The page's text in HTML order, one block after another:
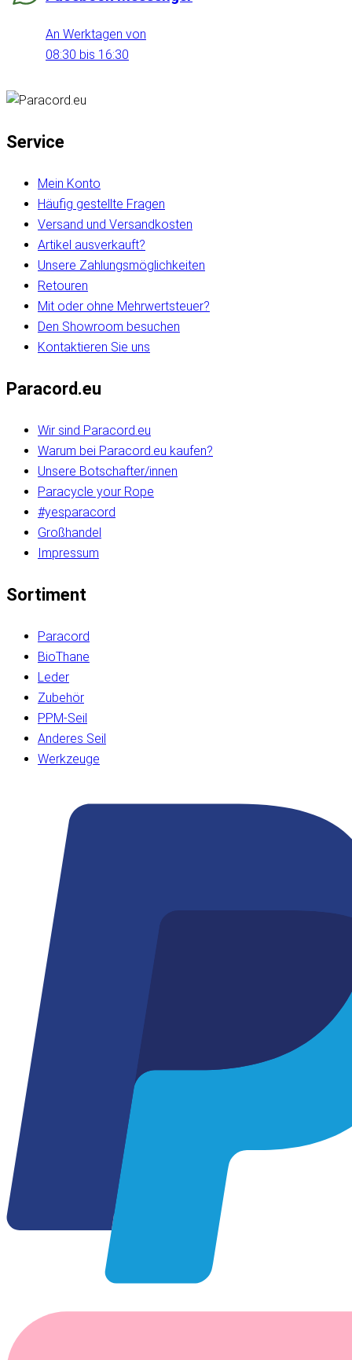
An Werktagen von
08:30 bis 16:30
Service
Mein Konto
Häufig gestellte Fragen
Versand und Versandkosten
Artikel ausverkauft?
Unsere Zahlungsmöglichkeiten
Retouren
Mit oder ohne Mehrwertsteuer?
Den Showroom besuchen
Kontaktieren Sie uns
Paracord.eu
Wir sind Paracord.eu
Warum bei Paracord.eu kaufen?
Unsere Botschafter/innen
Paracycle your Rope
#yesparacord
Großhandel
Impressum
Sortiment
Paracord
BioThane
Leder
Zubehör
PPM-Seil
Anderes Seil
Werkzeuge